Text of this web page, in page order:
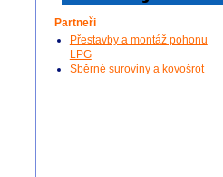
Partneři
Přestavby a montáž pohonu
LPG
Sběrné suroviny a kovošrot